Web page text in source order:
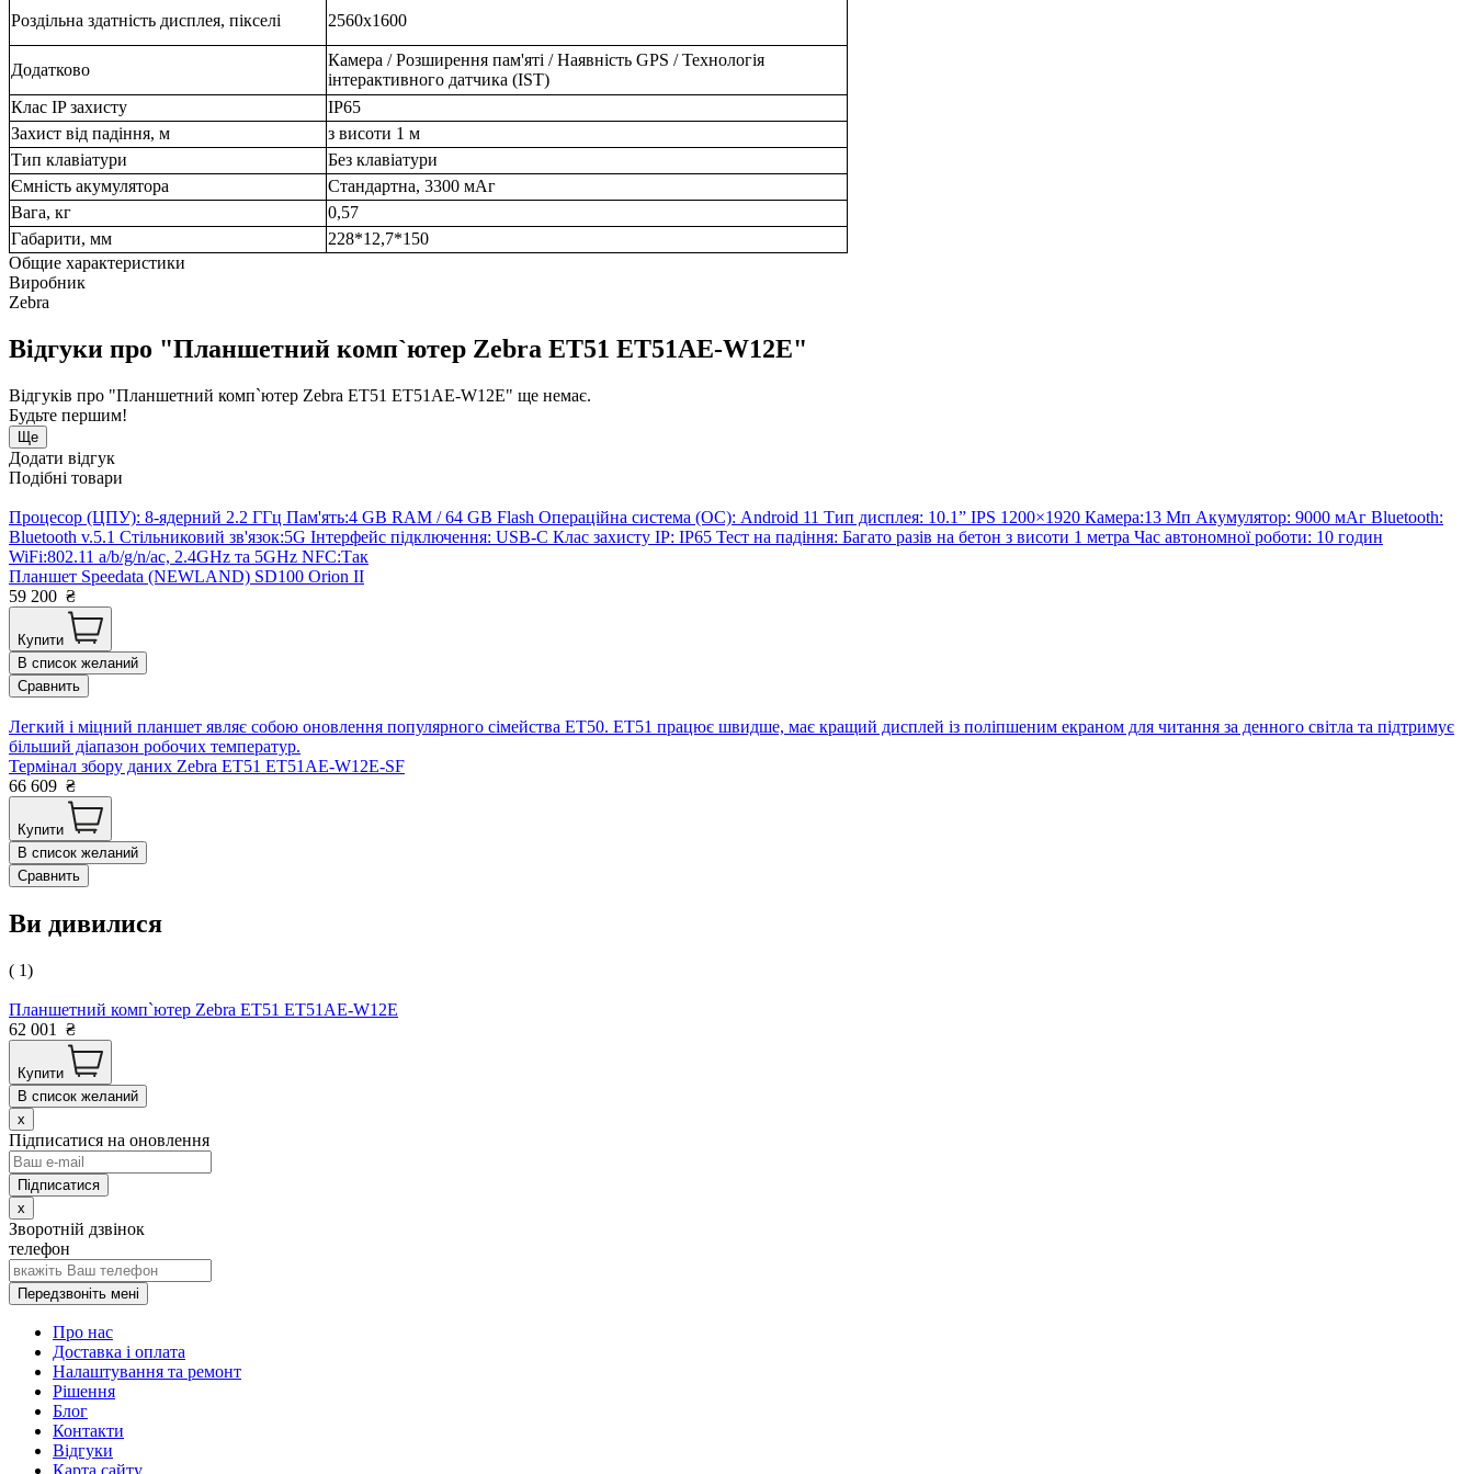
Роздільна здатність дисплея, пікселі 2560x1600
Додатково
Камера / Розширення пам'яті / Наявність GPS / Технологія
інтерактивного датчика (IST)
Клас IP захисту
IP65
Захист від падіння, м
з висоти 1 м
Тип клавіатури
Без клавіатури
Ємність акумулятора
Стандартна, 3300 мАг
Вага, кг
0,57
Габарити, мм
228*12,7*150
Общие характеристики
Виробник
Zebra
Відгуки про "Планшетний комп`ютер Zebra ET51 ET51AE-W12E"
Відгуків про "Планшетний комп`ютер Zebra ET51 ET51AE-W12E" ще немає.
Будьте першим!
Ще
Додати відгук
Подібні товари
Процесор (ЦПУ): 8-ядерний 2.2 ГГц Пам'ять:4 GB RAM / 64 GB Flash Операційна система (OC): Android 11 Тип дисплея: 10.1” IPS 1200×1920 Камера:13 Мп Акумулятор: 9000 мАг Bluetooth:
Bluetooth v.5.1 Стільниковий зв'язок:5G Інтерфейс підключення: USB-C Клас захисту IP: IP65 Тест на падіння: Багато разів на бетон з висоти 1 метра Час автономної роботи: 10 годин
WiFi:802.11 a/b/g/n/ac, 2.4GHz та 5GHz NFC:Так
Планшет Speedata (NEWLAND) SD100 Orion II
59 200 ₴
Купити
В список желаний
Сравнить
Легкий і міцний планшет являє собою оновлення популярного сімейства ET50. ET51 працює швидше, має кращий дисплей із поліпшеним екраном для читання за денного світла та підтримує
більший діапазон робочих температур.
Термінал збору даних Zebra ET51 ET51AE-W12E-SF
66 609 ₴
Купити
В список желаний
Сравнить
Ви дивилися
( 1)
Планшетний комп`ютер Zebra ET51 ET51AE-W12E
62 001
₴
Купити
В список желаний
x
Підписатися на оновлення
x
Зворотній дзвінок
телефон
Передзвоніть мені
Про нас
Доставка і оплата
Налаштування та ремонт
Рішення
Блог
Контакти
Відгуки
Карта сайту